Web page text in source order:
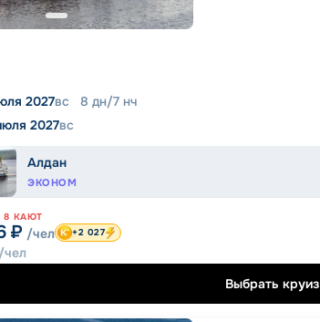
2027вс 8 дн/7 нч
2027вс
Алдан
ЭКОНОМ
8 КАЮТ
₽ /чел
/чел
+2 027
Выбрать круиз